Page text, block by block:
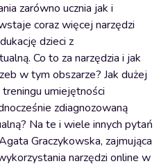
zarówno ucznia jak i
coraz więcej narzędzi
dzieci z
Co to za narzędzia i jak
w tym obszarze? Jak dużej
umiejętności
zdiagnozowaną
Na te i wiele innych pytań
Graczykowska, zajmująca
narzędzi online w